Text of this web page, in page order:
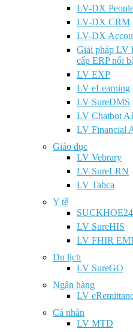
LV-DX
LV-DX CRM
LV-DX
Giải pháp LV
cấp ERP nổi
LV EXP
LV eLearning
LV SureDMS
LV Chatbot AI
LV Financial
Giáo dục
LV Vebrary
LV SureLRN
LV Tabca
Y tế
LV SureHIS
LV FHIR
Du lịch
LV SureGO
Ngân hàng
LV
Cá nhân
LV MTD